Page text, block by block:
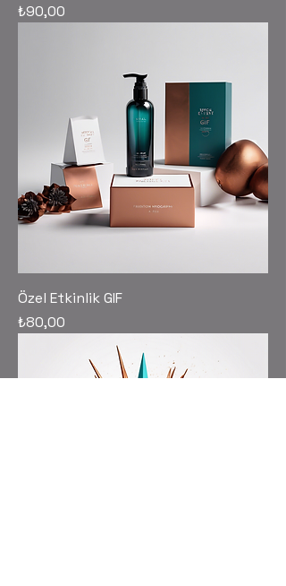
Fiyat
₺90,00
Özel Etkinlik GIF
Fiyat
₺80,00